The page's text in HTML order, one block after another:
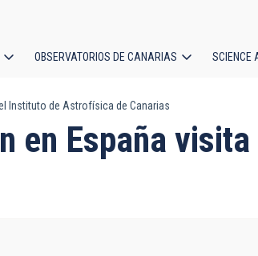
OBSERVATORIOS DE CANARIAS SCIENCE
Instituto de Astrofísica de Canarias
en España